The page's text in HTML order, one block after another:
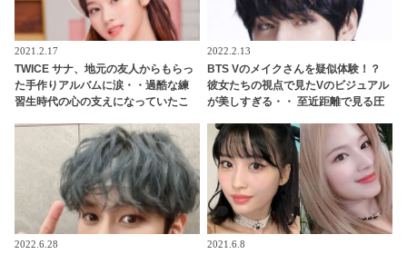
2021.2.17
TWICE サナ、地元の友人からもらっ
た手作りアルバムに涙・・過酷な練
習生時代の心の支えになっていたこ
わらかい笑顔に感動
2022.2.13
BTS Vのメイクさんを疑似体験！？
彼女たちの視点で見たVのビジュアル
が美しすぎる・・ 至近距離で見る圧
をうらやむ声続出
2022.6.28 2021.6.8